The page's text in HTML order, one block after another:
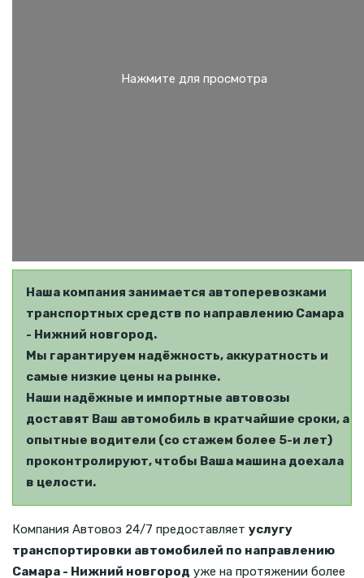
Наша компания занимается автоперевозками
транспортных средств по направлению Самара
- Нижний новгород.
Мы гарантируем надёжность, аккуратность и
самые низкие цены на рынке.
Наши надёжные и импортные автовозы
доставят Ваш автомобиль в кратчайшие сроки, а
опытные водители (со стажем более 5-и лет)
проконтролируют, чтобы Ваша машина доехала
в целости.
Компания Автовоз 24/7 предоставляет услугу
транспортировки автомобилей по направлению
Самара - Нижний новгород уже на протяжении более